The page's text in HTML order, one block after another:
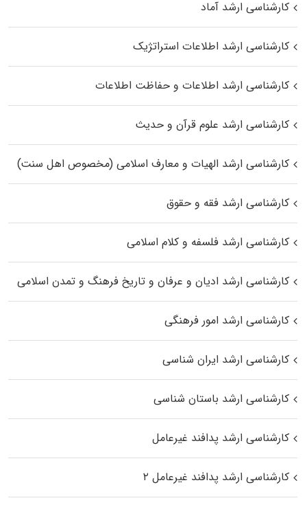
کارشناسی ارشد آماد
کارشناسی ارشد اطلاعات استراتژیک
کارشناسی ارشد اطلاعات و حفاظت اطلاعات
کارشناسی ارشد علوم قرآن و حدیث
کارشناسی ارشد الهیات و معارف اسلامی (مخصوص اهل سنت)
کارشناسی ارشد فقه و حقوق
کارشناسی ارشد فلسفه و کلام اسلامی
کارشناسی ارشد ادیان و عرفان و تاریخ فرهنگ و تمدن اسلامی
کارشناسی ارشد امور فرهنگی
کارشناسی ارشد ایران شناسی
کارشناسی ارشد باستان شناسی
کارشناسی ارشد پدافند غیرعامل
کارشناسی ارشد پدافند غیرعامل ۲